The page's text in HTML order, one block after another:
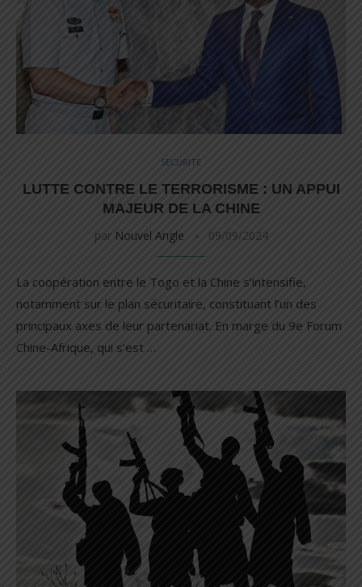
SECURITE
LUTTE CONTRE LE TERRORISME : UN APPUI
MAJEUR DE LA CHINE
par Nouvel Angle 09/09/2024
La coopération entre le Togo et la Chine s’intensifie,
notamment sur le plan sécuritaire, constituant l’un des
principaux axes de leur partenariat. En marge du 9e Forum
Chine-Afrique, qui s’est …